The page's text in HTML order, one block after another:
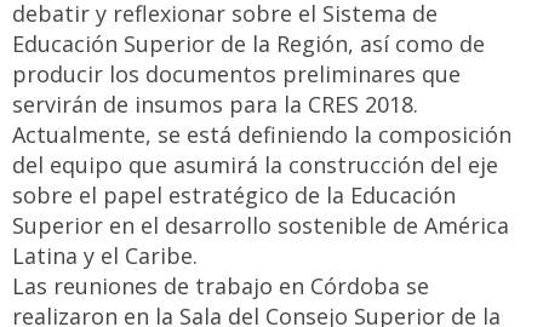
debatir y reflexionar sobre el Sistema de
Educación Superior de la Región, así como de
producir los documentos preliminares que
servirán de insumos para la CRES 2018.
Actualmente, se está definiendo la composición
del equipo que asumirá la construcción del eje
sobre el papel estratégico de la Educación
Superior en el desarrollo sostenible de América
Latina y el Caribe.
Las reuniones de trabajo en Córdoba se
realizaron en la Sala del Consejo Superior de la